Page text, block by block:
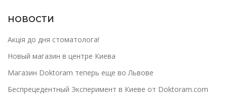
НОВОСТИ
Акція до дня стоматолога!
Новый магазин в центре Киева
Магазин Doktoram теперь еще во Львове
Беспрецедентный Эксперимент в Киеве от Doktoram.com